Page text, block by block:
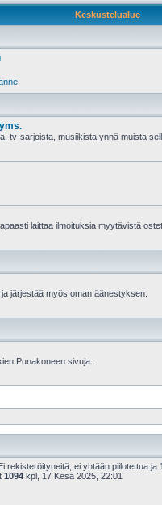
Keskustelualue
tv-sarjoista, musiikista ynnä muista
laittaa ilmoituksia myytävistä
järjestää myös oman äänestyksen.
Punakoneen sivuja.
rekisteröityneitä, ei yhtään piilotettua
1094 kpl, 17 Kesä 2025, 22:01